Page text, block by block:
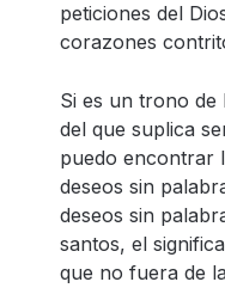
peticiones del
corazones
Si es un trono de
del que suplica
puedo encontrar
deseos sin
deseos sin
santos, el
que no fuera de